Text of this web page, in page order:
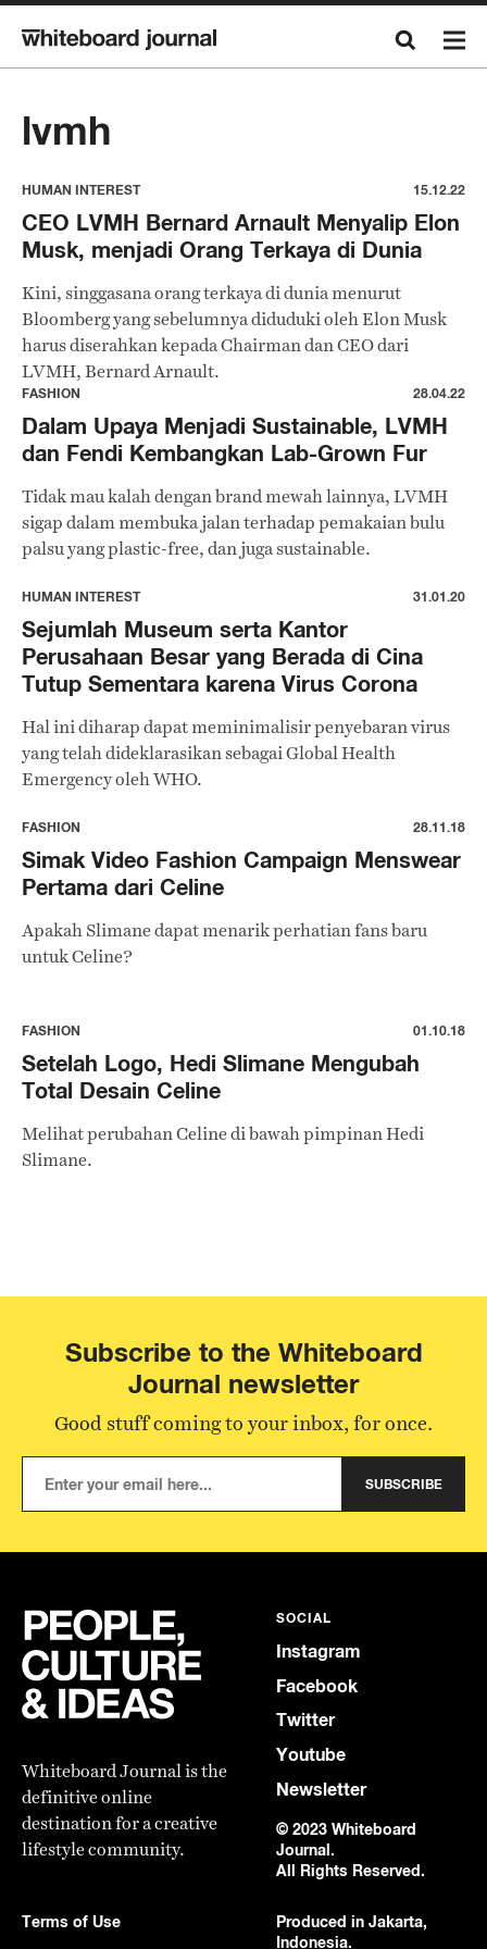
lvmh
HUMAN INTEREST 15.12.22
CEO LVMH Bernard Arnault Menyalip Elon
Musk, menjadi Orang Terkaya di Dunia
Kini, singgasana orang terkaya di dunia menurut
Bloomberg yang sebelumnya diduduki oleh Elon Musk
harus diserahkan kepada Chairman dan CEO dari
LVMH, Bernard Arnault.
FASHION 28.04.22
Dalam Upaya Menjadi Sustainable, LVMH
dan Fendi Kembangkan Lab-Grown Fur
Tidak mau kalah dengan brand mewah lainnya, LVMH
sigap dalam membuka jalan terhadap pemakaian bulu
palsu yang plastic-free, dan juga sustainable.
HUMAN INTEREST 31.01.20
Sejumlah Museum serta Kantor
Perusahaan Besar yang Berada di Cina
Tutup Sementara karena Virus Corona
Hal ini diharap dapat meminimalisir penyebaran virus
yang telah dideklarasikan sebagai Global Health
Emergency oleh WHO.
FASHION 28.11.18
Simak Video Fashion Campaign Menswear
Pertama dari Celine
Apakah Slimane dapat menarik perhatian fans baru
untuk Celine?
FASHION 01.10.18
Setelah Logo, Hedi Slimane Mengubah
Total Desain Celine
Melihat perubahan Celine di bawah pimpinan Hedi
Slimane.
Subscribe to the Whiteboard
Journal newsletter
Good stuff coming to your inbox, for once.
SUBSCRIBE
Whiteboard Journal is the
definitive online
destination for a creative
lifestyle community.
SOCIAL
Instagram
Facebook
Twitter
Youtube
Newsletter
© 2023 Whiteboard
Journal.
All Rights Reserved.
Terms of Use
Produced in Jakarta,
Indonesia.